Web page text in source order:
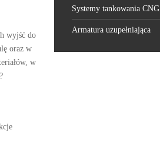
wyjść do
oraz w
w
Systemy tankowania CNG
Armatura uzupełniająca